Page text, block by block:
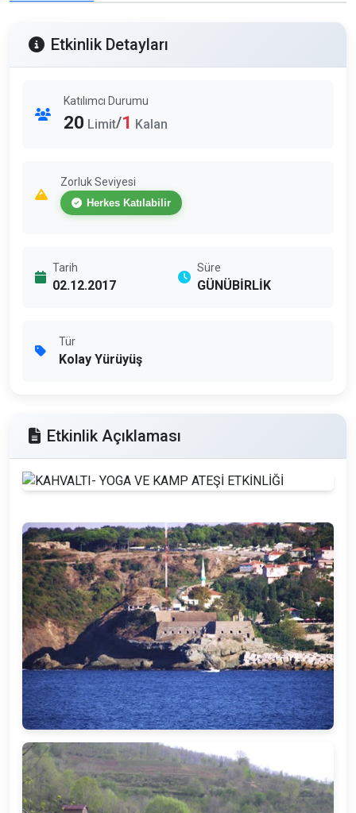
Etkinlik Detayları
Katılımcı Durumu
20 Limit/1 Kalan
Zorluk Seviyesi
Herkes Katılabilir
Tarih
02.12.2017
Süre
GÜNÜBİRLİK
Tür
Kolay Yürüyüş
Etkinlik Açıklaması